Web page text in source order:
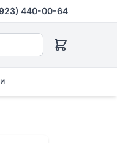
440-00-64